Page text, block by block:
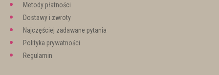
Metody płatności
Dostawy i zwroty
Najczęściej zadawane pytania
Polityka prywatności
Regulamin